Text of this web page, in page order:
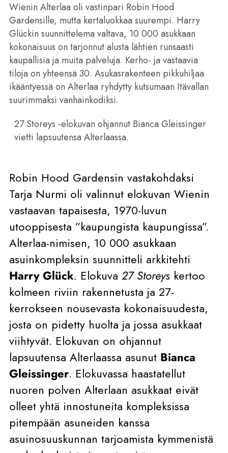
Wienin Alterlaa oli vastinpari Robin Hood
Gardensille, mutta kertaluokkaa suurempi. Harry
Glückin suunnittelema valtava, 10 000 asukkaan
kokonaisuus on tarjonnut alusta lähtien runsaasti
kaupallisia ja muita palveluja. Kerho- ja vastaavia
tiloja on yhteensä 30. Asukasrakenteen pikkuhiljaa
ikääntyessä on Alterlaa ryhdytty kutsumaan Itävallan
suurimmaksi vanhainkodiksi.
27 Storeys -elokuvan ohjannut Bianca Gleissinger
vietti lapsuutensa Alterlaassa.
Robin Hood Gardensin vastakohdaksi
Tarja Nurmi oli valinnut elokuvan Wienin
vastaavan tapaisesta, 1970-luvun
utooppisesta ”kaupungista kaupungissa”.
Alterlaa-nimisen, 10 000 asukkaan
asuinkompleksin suunnitteli arkkitehti
Harry Glück. Elokuva 27 Storeys kertoo
kolmeen riviin rakennetusta ja 27-
kerrokseen nousevasta kokonaisuudesta,
josta on pidetty huolta ja jossa asukkaat
viihtyvät. Elokuvan on ohjannut
lapsuutensa Alterlaassa asunut Bianca
Gleissinger. Elokuvassa haastatellut
nuoren polven Alterlaan asukkaat eivät
olleet yhtä innostuneita kompleksissa
pitempään asuneiden kanssa
asuinosuuskunnan tarjoamista kymmenistä